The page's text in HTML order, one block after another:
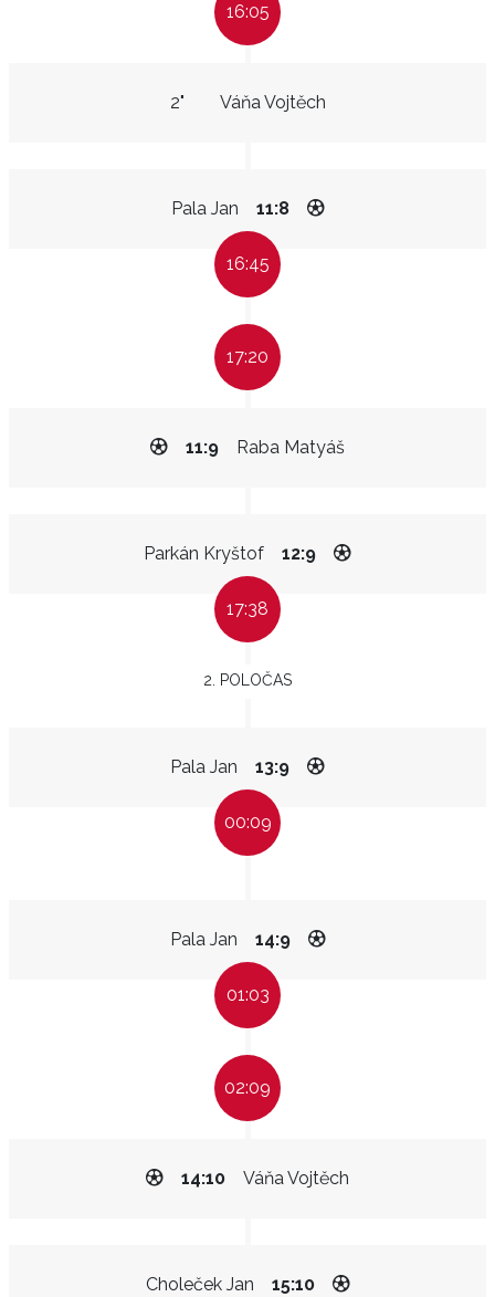
16:05
Váňa Vojtěch
2"
Pala Jan 11:8
16:45
17:20
Raba Matyáš
11:9
Parkán Kryštof 12:9
17:38
2. POLOČAS
Pala Jan 13:9
00:09
Pala Jan 14:9
01:03
02:09
Váňa Vojtěch
14:10
Choleček Jan 15:10